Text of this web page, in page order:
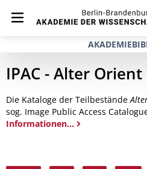
IPAC - Alter Orient
Die Kataloge der Teilbestände
sog. Image Public Access
Informationen...